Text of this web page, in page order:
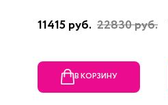
11415 руб. 22830 руб.
В КОРЗИНУ